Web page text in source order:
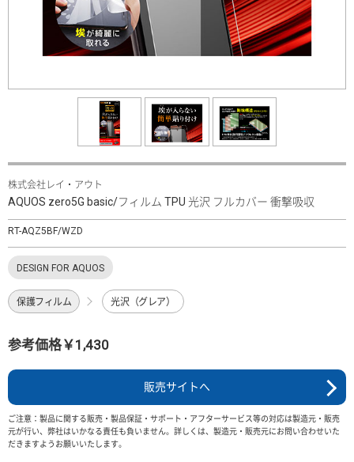
株式会社レイ・アウト
AQUOS zero5G basic/フィルム TPU 光沢 フルカバー 衝撃吸収
RT-AQZ5BF/WZD
DESIGN FOR AQUOS
保護フィルム 光沢（グレア）
参考価格￥1,430
販売サイトへ
ご注意：製品に関する販売・製品保証・サポート・アフターサービス等の対応は製造元・販売
元が行い、弊社はいかなる責任も負いません。詳しくは、製造元・販売元にお問い合わせいた
だきますようお願いいたします。